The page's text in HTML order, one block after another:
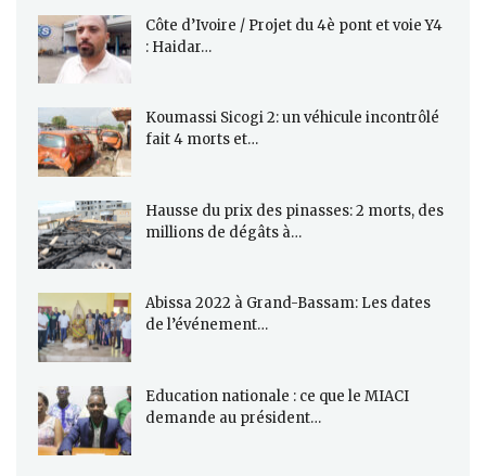
Côte d’Ivoire / Projet du 4è pont et voie Y4
: Haidar…
Koumassi Sicogi 2: un véhicule incontrôlé
fait 4 morts et…
Hausse du prix des pinasses: 2 morts, des
millions de dégâts à…
Abissa 2022 à Grand-Bassam: Les dates
de l’événement…
Education nationale : ce que le MIACI
demande au président…